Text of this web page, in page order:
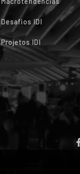
Desafios IDI
Projetos IDI